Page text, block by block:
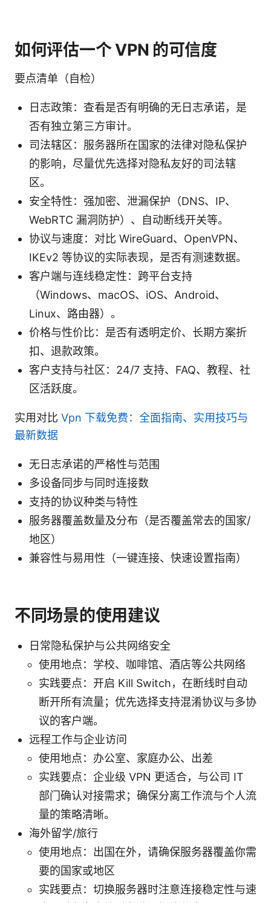
如何评估一个 VPN 的可信度
要点清单（自检）
日志政策：查看是否有明确的无日志承诺，是
否有独立第三方审计。
司法辖区：服务器所在国家的法律对隐私保护
的影响，尽量优先选择对隐私友好的司法辖
区。
安全特性：强加密、泄漏保护（DNS、IP、
WebRTC 漏洞防护）、自动断线开关等。
协议与速度：对比 WireGuard、OpenVPN、
IKEv2 等协议的实际表现，是否有测速数据。
客户端与连线稳定性：跨平台支持
（Windows、macOS、iOS、Android、
Linux、路由器）。
价格与性价比：是否有透明定价、长期方案折
扣、退款政策。
客户支持与社区：24/7 支持、FAQ、教程、社
区活跃度。
实用对比 Vpn 下载免费：全面指南、实用技巧与
最新数据
无日志承诺的严格性与范围
多设备同步与同时连接数
支持的协议种类与特性
服务器覆盖数量及分布（是否覆盖常去的国家/
地区）
兼容性与易用性（一键连接、快速设置指南）
不同场景的使用建议
日常隐私保护与公共网络安全
使用地点：学校、咖啡馆、酒店等公共网络
实践要点：开启 Kill Switch，在断线时自动
断开所有流量；优先选择支持混淆协议与多协
议的客户端。
远程工作与企业访问
使用地点：办公室、家庭办公、出差
实践要点：企业级 VPN 更适合，与公司 IT
部门确认对接需求；确保分离工作流与个人流
量的策略清晰。
海外留学/旅行
使用地点：出国在外，请确保服务器覆盖你需
要的国家或地区
实践要点：切换服务器时注意连接稳定性与速